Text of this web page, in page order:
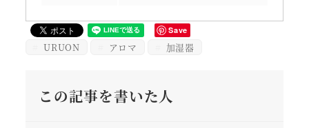
Save
URUON アロマ 加湿器
この記事を書いた人